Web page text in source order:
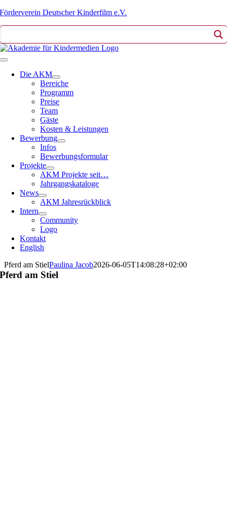
Zum
Förderverein Deutscher Kinderfilm e.V.
Toggle
NavigationDie AKM
Bereiche
Programm
Preise
Team
Gäste
Kosten & Leistungen
Bewerbung
Infos
Bewerbungsformular
Projekte
AKM Projekte seit…
Jahrgangskataloge
News
AKM Jahresrückblick
Intern
Community
Logo
Kontakt
English
Pferd am StielPaulina Jacob2026-06-05T14:08:28+02:00
Pferd am Stiel